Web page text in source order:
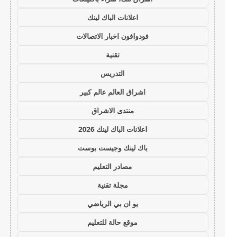
اعلانات الباك لينك
فودوافون اخبار الاتصالات
تقنية
التدريس
اشراق العالم عالم كبير
منتدى الاشراق
اعلانات الباك لينك 2026
باك لينك وجيست بوست
مصادر التعليم
مجلة تقنية
يو ان بي الرياضي
موقع حالة للتعليم